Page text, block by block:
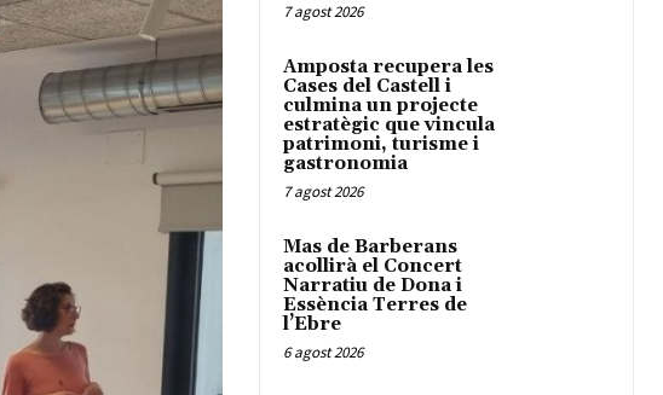
7 agost 2026
Amposta recupera les
Cases del Castell i
culmina un projecte
estratègic que vincula
patrimoni, turisme i
gastronomia
7 agost 2026
Mas de Barberans
acollirà el Concert
Narratiu de Dona i
Essència Terres de
l’Ebre
6 agost 2026